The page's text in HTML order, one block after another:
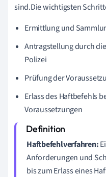
sind.Die wichtigsten
Ermittlung und
Antragstellung durch
Polizei
Prüfung der
Erlass des Haftbefehls
Voraussetzungen
Haftbefehlverfahren:
Anforderungen und
bis zum Erlass eines